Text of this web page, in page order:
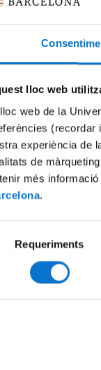
lloc web
web de la
(recordar
experiència de
de
més
.
Requeriments